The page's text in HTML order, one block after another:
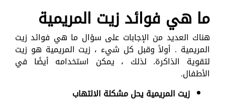
ما هي فوائد زيت المريمية
هناك العديد من الإجابات على سؤال ما هي فوائد زيت
المريمية . أولاً وقبل كل شيء ، زيت المريمية هو زيت
لتقوية الذاكرة. لذلك ، يمكن استخدامه أيضًا في
الأطفال.
زيت المريمية يحل مشكلة الالتهاب